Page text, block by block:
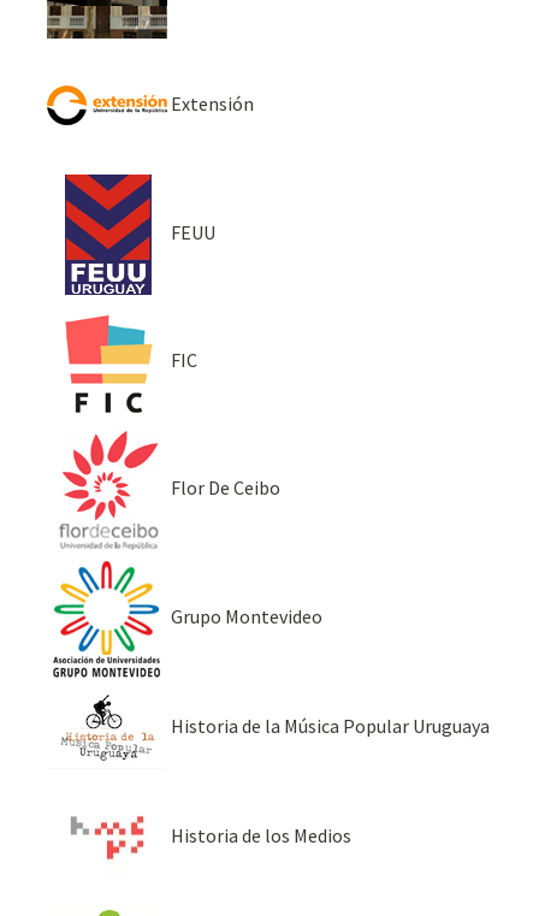
Extensión
FEUU
FIC
Flor De Ceibo
Grupo Montevideo
Historia de la Música Popular Uruguaya
Historia de los Medios